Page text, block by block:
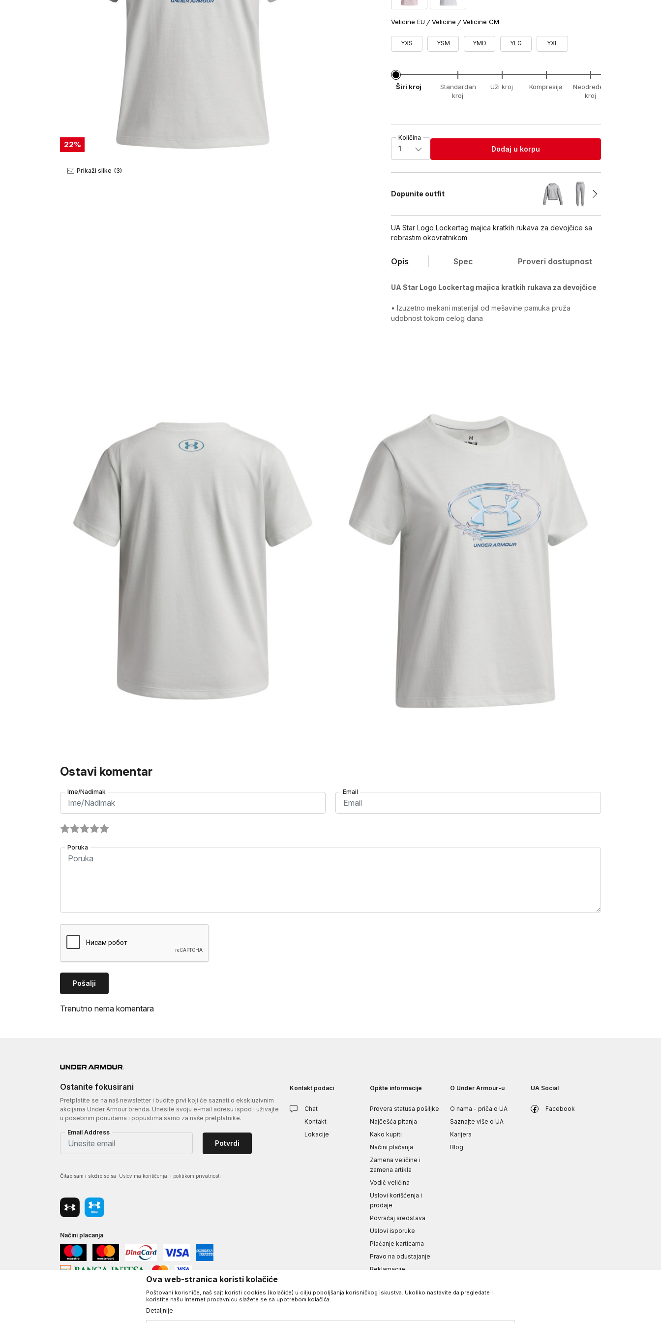
22%
Prikaži slike (3)
Velicine EU Velicine Velicine CM
YXS YSM YMD YLG YXL
Širi kroj
Standardan
kroj
Uži kroj Kompresija
Neodređeni
kroj
Količina
1 Dodaj u korpu
Dopunite outfit
UA Star Logo Lockertag majica kratkih rukava za devojčice sa
rebrastim okovratnikom
Opis Spec Proveri dostupnost
UA Star Logo Lockertag majica kratkih rukava za devojčice
• Izuzetno mekani materijal od mešavine pamuka pruža
udobnost tokom celog dana
Under Armour
Ostavi komentar
Ime/Nadimak Email
Poruka
Pošalji
Trenutno nema komentara
Ostanite fokusirani
Pretplatite se na naš newsletter i budite prvi koji će saznati o ekskluzivnim
akcijama Under Armour brenda. Unesite svoju e-mail adresu ispod i uživajte
u posebnim ponudama i popustima samo za naše pretplatnike.
Email Address
Potvrdi
Čitao sam i složio se sa Uslovima korišćenja i politikom privatnosti
Načini placanja
Kontakt podaci
Chat
Kontakt
Lokacije
Opšte informacije
Provera statusa pošiljke
Najčešća pitanja
Kako kupiti
Načini plaćanja
Zamena veličine i
zamena artikla
Vodič veličina
Uslovi korišćenja i
prodaje
Povraćaj sredstava
Uslovi isporuke
Plaćanje karticama
Pravo na odustajanje
Reklamacije
sigurnosti podataka
O Under Armour-u
O nama - priča o UA
Saznajte više o UA
Karijera
Blog
UA Social
Facebook
, IzradaNB SOFT. Sva prava zadržana.
Ova web-stranica koristi kolačiće
Poštovani korisniče, naš sajt koristi cookies (kolačiće) u cilju poboljšanja korisničkog iskustva. Ukoliko nastavite da pregledate i
koristite našu Internet prodavnicu slažete se sa upotrebom kolačića.
Detaljnije